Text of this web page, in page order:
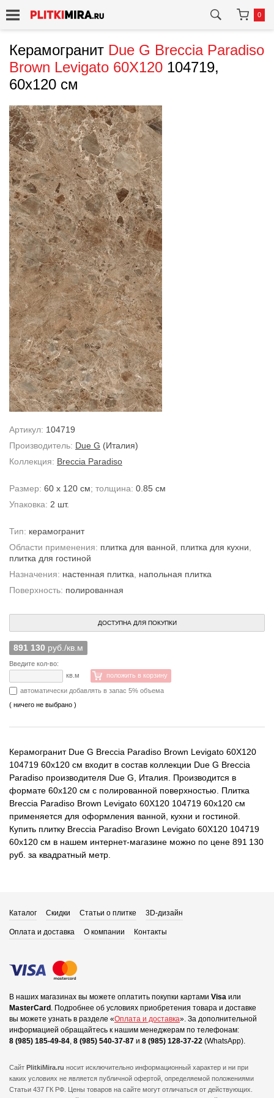
0
Керамогранит Due G Breccia Paradiso
Brown Levigato 60X120 104719,
60x120 см
Артикул: 104719
Производитель: Due G (Италия)
Коллекция: Breccia Paradiso
Размер: 60 x 120 см; толщина: 0.85 см
Упаковка: 2 шт.
Тип: керамогранит
Области применения: плитка для ванной плитка для кухни
плитка для гостиной
Назначения: настенная плитка
напольная плитка
Поверхность: полированная
ДОСТУПНА ДЛЯ ПОКУПКИ
891 130 руб./кв.м
Введите кол-во:
кв.м
положить в корзину
автоматически добавлять в запас 5% объема
( ничего не выбрано )
Керамогранит Due G Breccia Paradiso Brown Levigato 60X120
104719 60x120 см входит в состав коллекции Due G Breccia
Paradiso производителя Due G, Италия. Производится в
формате 60x120 см с полированной поверхностью. Плитка
Breccia Paradiso Brown Levigato 60X120 104719 60x120 см
применяется для оформления ванной, кухни и гостиной.
Купить плитку Breccia Paradiso Brown Levigato 60X120 104719
60x120 см в нашем интернет-магазине можно по цене 891 130
руб. за квадратный метр.
Каталог Скидки Статьи о плитке 3D-дизайн
Оплата и доставка О компании Контакты
В наших магазинах вы можете оплатить покупки картами Visa или
MasterCard . Подробнее об условиях приобретения товара и доставке
вы можете узнать в разделе «Оплата и доставка». За дополнительной
информацией обращайтесь к нашим менеджерам по телефонам:
8 (985) 185-49-84, 8 (985) 540-37-87 и 8 (985) 128-37-22 (WhatsApp).
Сайт PlitkiMira.ru носит исключительно информационный характер и ни при
каких условиях не является публичной офертой, определяемой положениями
Статьи 437 ГК РФ. Цены товаров на сайте могут отличаться от действующих.